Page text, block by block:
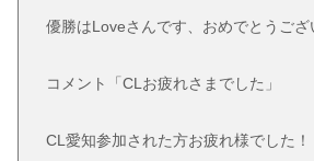
優勝はLoveさんです、おめでとうござ
コメント「CLお疲れさまでした」
CL愛知参加された方お疲れ様でした！